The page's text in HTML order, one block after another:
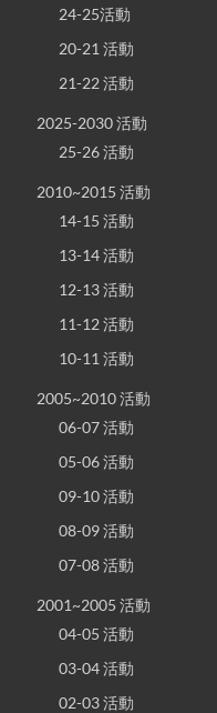
24-25活動
20-21 活動
21-22 活動
2025-2030 活動
25-26 活動
2010~2015 活動
14-15 活動
13-14 活動
12-13 活動
11-12 活動
10-11 活動
2005~2010 活動
06-07 活動
05-06 活動
09-10 活動
08-09 活動
07-08 活動
2001~2005 活動
04-05 活動
03-04 活動
02-03 活動